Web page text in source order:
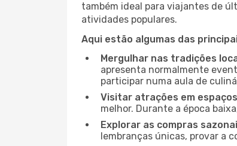
também ideal para viajantes de
atividades populares.
Aqui estão algumas das
Mergulhar nas tradições
apresenta normalmente
participar numa aula de
Visitar atrações em
melhor. Durante a época
Explorar as compras
lembranças únicas, provar a